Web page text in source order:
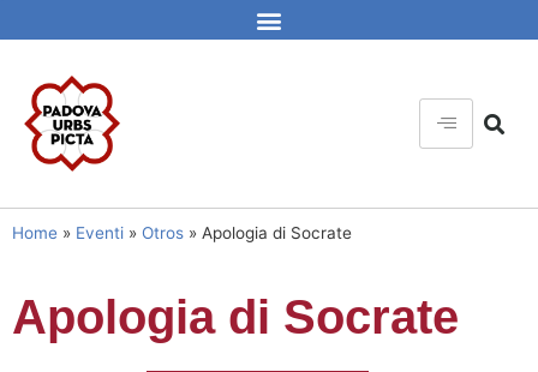
Home » Eventi » Otros » Apologia di Socrate
Apologia di Socrate